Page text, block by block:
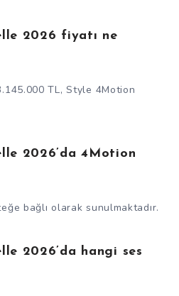
2026 fiyatı ne
TL, Style 4Motion
2026’da 4Motion
bağlı olarak sunulmaktadır.
2026’da hangi ses